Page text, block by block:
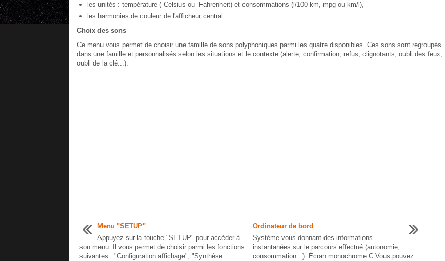
les unités : température (-Celsius ou -Fahrenheit) et consommations (l/100 km, mpg ou km/l),
les harmonies de couleur de l'afficheur central.
Choix des sons
Ce menu vous permet de choisir une famille de sons polyphoniques parmi les quatre disponibles. Ces sons sont regroupés
dans une famille et personnalisés selon les situations et le contexte (alerte, confirmation, refus, clignotants, oubli des feux,
oubli de la clé...).
Menu "SETUP"
Appuyez sur la touche "SETUP" pour accéder à
son menu. Il vous permet de choisir parmi les fonctions
suivantes : "Configuration affichage", "Synthèse
Ordinateur de bord
Système vous donnant des informations
instantanées sur le parcours effectué (autonomie,
consommation...). Écran monochrome C Vous pouvez